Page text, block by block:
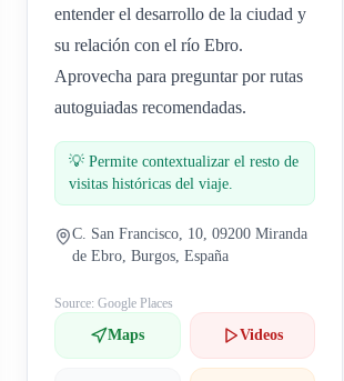
entender el desarrollo de la ciudad y
su relación con el río Ebro.
Aprovecha para preguntar por rutas
autoguiadas recomendadas.
💡Permite contextualizar el resto de
visitas históricas del viaje.
C. San Francisco, 10, 09200 Miranda
de Ebro, Burgos, España
Source: Google Places
Maps Videos